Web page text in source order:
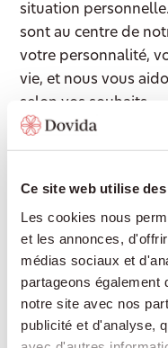
Ce site web utilise
Les cookies nous
et les annonces,
médias sociaux et
partageons également
notre site avec nos
publicité et d'analyse,
situation
sont au centre de
votre personnalité,
vie, et nous vous
selon vos souhaits.
Une présence
nuit, pour
sécurité sans
établissement